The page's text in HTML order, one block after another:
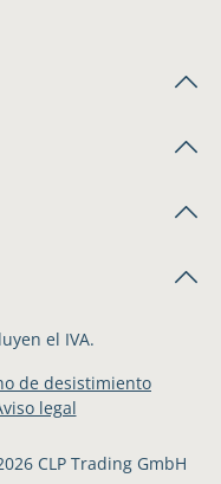
el IVA.
CLP Trading GmbH
de desistimiento
legal